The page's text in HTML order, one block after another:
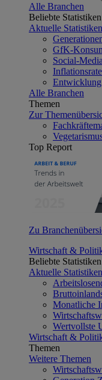
Alle Branchen
Beliebte Statistiken
Aktuelle Statistiken
GfK-
Social-
Entwicklung
Alle Branchen
Themen
Zur
Top Report
Zu
Wirtschaft &
Beliebte Statistiken
Aktuelle Statistiken
Monatliche
Wertvollste
Wirtschaft &
Themen
Weitere Themen